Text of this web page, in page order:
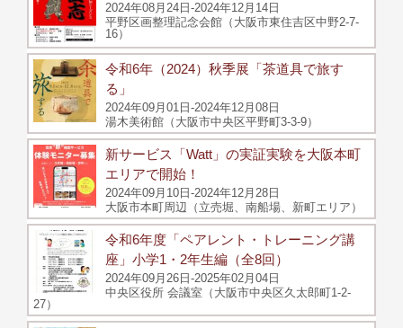
2024年08月24日-2024年12月14日
平野区画整理記念会館（大阪市東住吉区中野2-7-
16）
令和6年（2024）秋季展「茶道具で旅す
る」
2024年09月01日-2024年12月08日
湯木美術館（大阪市中央区平野町3-3-9）
新サービス「Watt」の実証実験を大阪本町
エリアで開始！
2024年09月10日-2024年12月28日
大阪市本町周辺（立売堀、南船場、新町エリア）
令和6年度「ペアレント・トレーニング講
座」小学1・2年生編（全8回）
2024年09月26日-2025年02月04日
中央区役所 会議室（大阪市中央区久太郎町1-2-
27）